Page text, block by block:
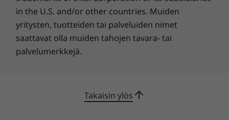
tietosi suoraan järjestelmässä. Erillisen Trusted
Platform Modulen (dTPM) ansiosta tietosi
pysyvät salattuina, mikä vähentää
tietomurtojen riskiä merkittävästi. Tämän
lisäksi itsensä korjaava BIOS palauttaa
in the U.S. and/or other countries. Muiden
yritysten, tuotteiden tai palveluiden nimet
saattavat olla muiden tahojen tavara- tai
palvelumerkkejä.
Takaisin ylös